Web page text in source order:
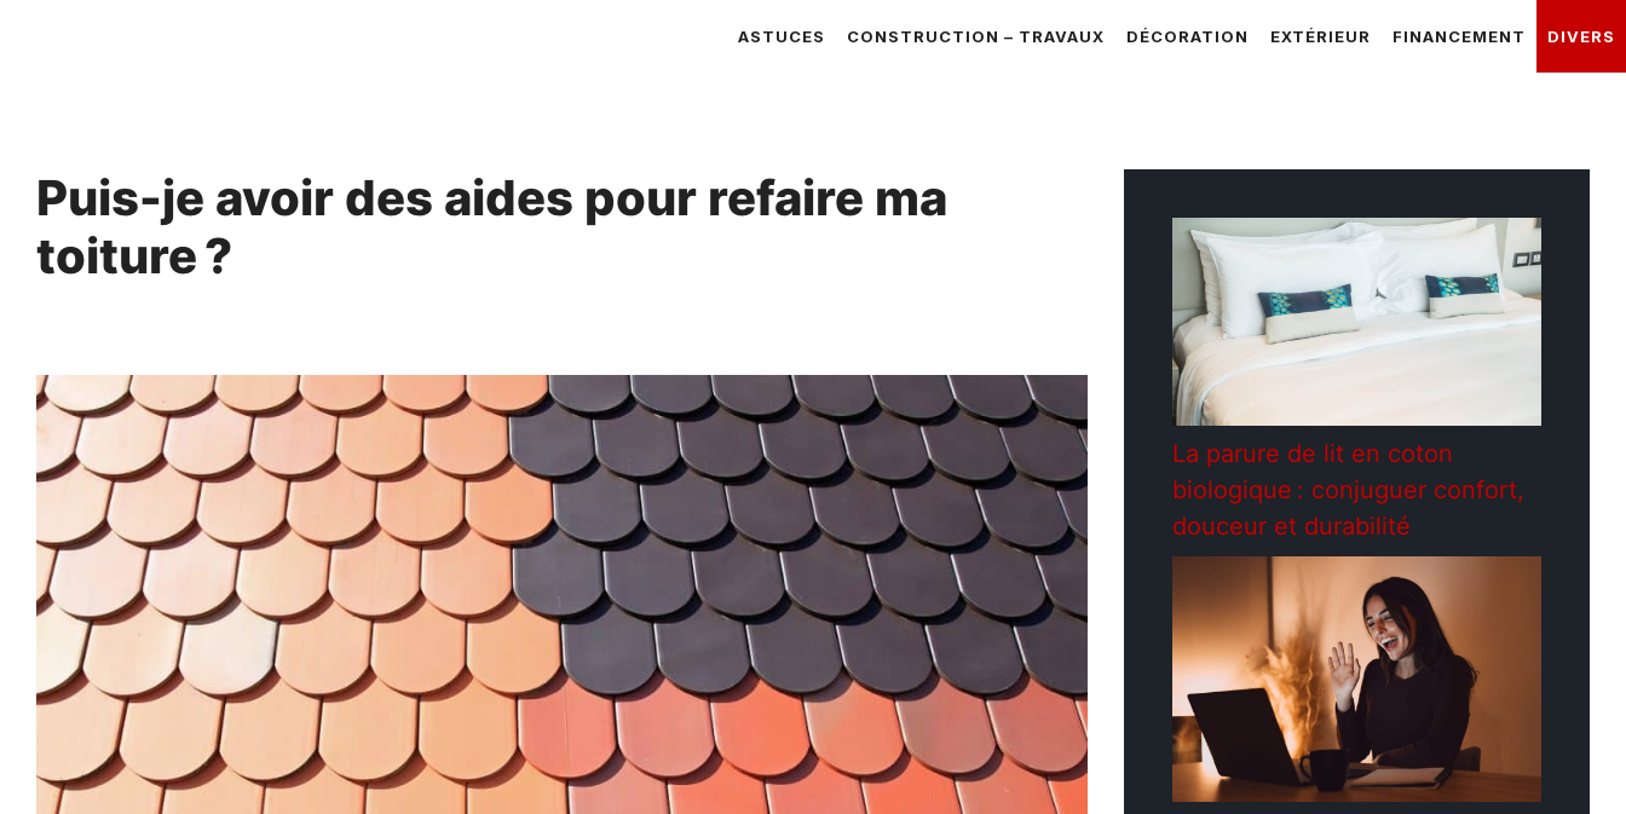
ASTUCES CONSTRUCTION – TRAVAUX DÉCORATION EXTÉRIEUR FINANCEMENT DIVERS
Puis-je avoir des aides pour refaire ma
toiture ?
La parure de lit en coton
biologique : conjuguer confort,
douceur et durabilité